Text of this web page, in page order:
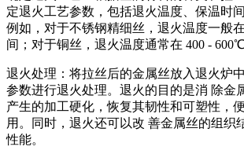
定退火工艺参数，包括退火温度、保温时
例如，对于不锈钢精细丝，退火温度一般
间；对于铜丝，退火温度通常在 400 - 600℃
退火处理：将拉丝后的金属丝放入退火炉
参数进行退火处理。退火的目的是消 除金
产生的加工硬化，恢复其韧性和可塑性，
用。同时，退火还可以改 善金属丝的组织
性能。